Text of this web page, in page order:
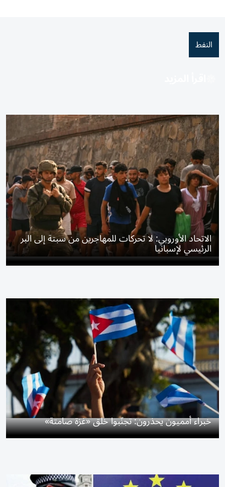
النفط
الاتحاد الأوروبي: لا تحركات للمهاجرين من سبتة إلى البر
الرئيسي لإسبانيا
خبراء أمميون يحذرون: تجنّبوا خلق «غزة صامتة»